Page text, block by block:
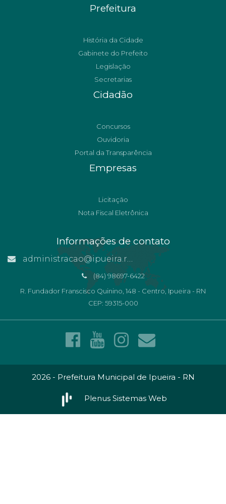
Prefeitura
História da Cidade
Gabinete do Prefeito
Legislação
Secretarias
Cidadão
Concursos
Ouvidoria
Portal da Transparência
Empresas
Licitação
Nota Fiscal Eletrônica
Informações de contato
administracao@ipueira.rn.gov.br
(84) 98697-6422
R. Fundador Franscisco Quinino, 148 - Centro, Ipueira - RN
CEP: 59315-000
2026 - Prefeitura Municipal de Ipueira - RN
Plenus Sistemas Web